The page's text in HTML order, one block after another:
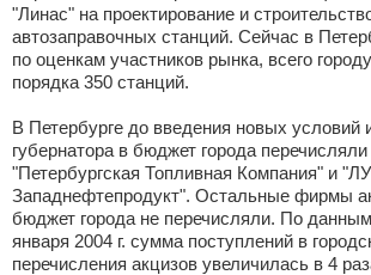
"Линас" на проектирование и
автозаправочных станций. Сейчас в
по оценкам участников рынка, всего
порядка 350 станций.
В Петербурге до введения новых условий
губернатора в бюджет города
"Петербургская Топливная Компания" и
Западнефтепродукт". Остальные фирмы
бюджет города не перечисляли. По
января 2004 г. сумма поступлений в
перечисления акцизов увеличилась в 4